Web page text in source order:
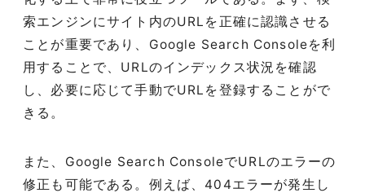
索エンジンにサイト内のURLを正確に認識させる
ことが重要であり、Google Search Consoleを利
用することで、URLのインデックス状況を確認
し、必要に応じて手動でURLを登録することがで
きる。
また、Google Search ConsoleでURLのエラーの
修正も可能である。例えば、404エラーが発生し